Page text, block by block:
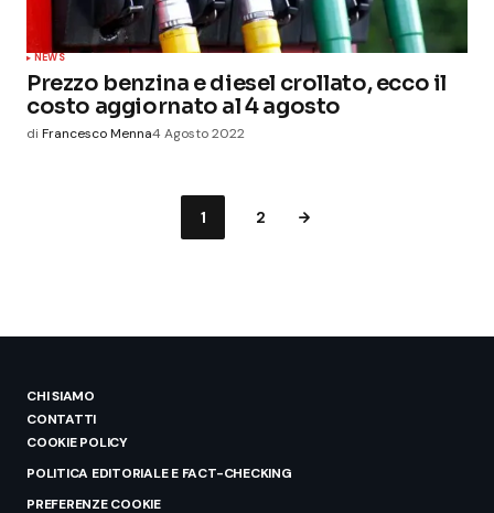
NEWS
Prezzo benzina e diesel crollato, ecco il
costo aggiornato al 4 agosto
di Francesco Menna4 Agosto 2022
1 2
CHI SIAMO
CONTATTI
COOKIE POLICY
POLITICA EDITORIALE E FACT-CHECKING
PREFERENZE COOKIE